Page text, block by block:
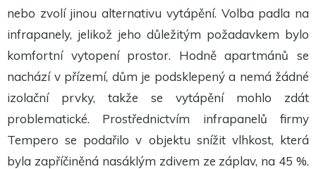
nebo zvolí jinou alternativu vytápění. Volba padla na
infrapanely, jelikož jeho důležitým požadavkem bylo
komfortní vytopení prostor. Hodně apartmánů se
nachází v přízemí, dům je podsklepený a nemá žádné
izolační prvky, takže se vytápění mohlo zdát
problematické. Prostřednictvím infrapanelů firmy
Tempero se podařilo v objektu snížit vlhkost, která
byla zapříčiněná nasáklým zdivem ze záplav, na 45 %.
potřeba
pro
fungování
Statistiky
Abychom
zlepšit
funkčnost
a
strukturu